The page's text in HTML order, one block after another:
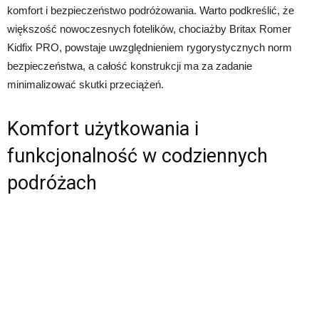
komfort i bezpieczeństwo podróżowania. Warto podkreślić, że
większość nowoczesnych fotelików, chociażby Britax Romer
Kidfix PRO, powstaje uwzględnieniem rygorystycznych norm
bezpieczeństwa, a całość konstrukcji ma za zadanie
minimalizować skutki przeciążeń.
Komfort użytkowania i
funkcjonalność w codziennych
podróżach